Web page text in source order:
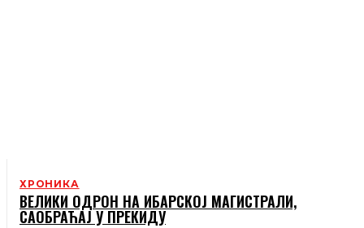
ХРОНИКА
ВЕЛИКИ ОДРОН НА ИБАРСКОЈ МАГИСТРАЛИ,
САОБРАЋАЈ У ПРЕКИДУ